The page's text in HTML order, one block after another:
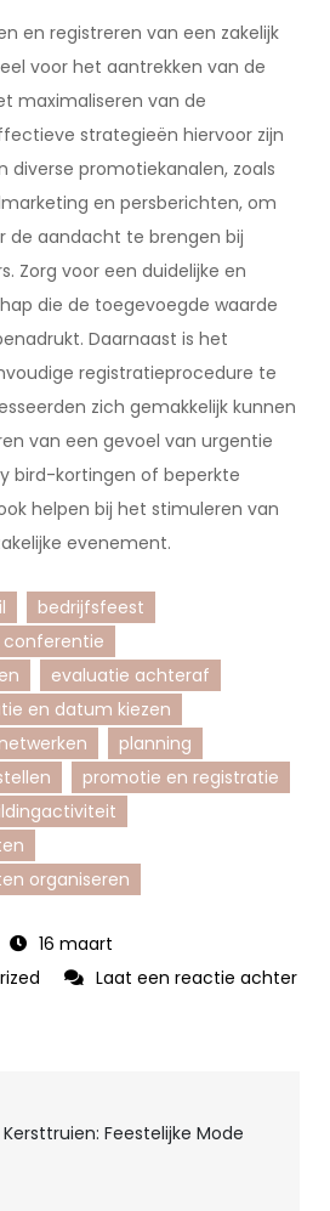
en registreren van een zakelijk
voor het aantrekken van de
maximaliseren van de
strategieën hiervoor zijn
diverse promotiekanalen, zoals
en persberichten, om
de aandacht te brengen bij
Zorg voor een duidelijke en
die de toegevoegde waarde
Daarnaast is het
registratieprocedure te
zich gemakkelijk kunnen
van een gevoel van urgentie
bird-kortingen of beperkte
helpen bij het stimuleren van
evenement.
bedrijfsfeest
conferentie
evaluatie achteraf
en datum kiezen
netwerken
planning
promotie en registratie
organiseren
16 maart
Laat een reactie achter
Feestelijke Mode